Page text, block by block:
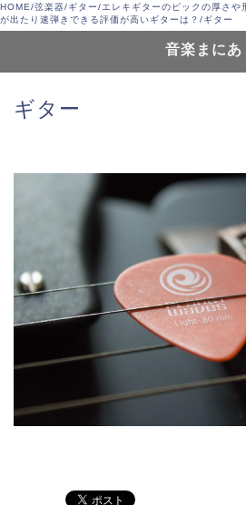
HOME/弦楽器/ギター/エレキギターのピックの厚さや
が出たり速弾きできる評価が高いギターは？ /ギター
音楽まにあ
ギター